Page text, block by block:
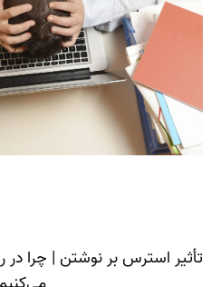
تأثیر استرس بر نوشتن | چرا در